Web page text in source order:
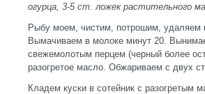
огурца, 3-5 ст. ложек растительного
Рыбу моем, чистим, потрошим, удаляем
Вымачиваем в молоке минут 20.
свежемолотым перцем (черный более
разогретое масло. Обжариваем с двух
Кладем куски в сотейник с разогретым